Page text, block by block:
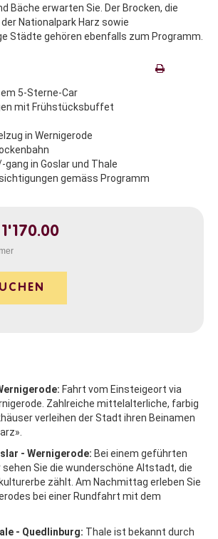
Bäche erwarten Sie. Der Brocken, die
Nationalpark Harz sowie
Städte gehören ebenfalls zum Programm.
5-Sterne-Car
mit Frühstücksbuffet
in Wernigerode
in Goslar und Thale
gemäss Programm
1'170.00
Fahrt vom Einsteigeort via
Zahlreiche mittelalterliche, farbig
verleihen der Stadt ihren Beinamen
- Wernigerode: Bei einem geführten
sehen Sie die wunderschöne Altstadt, die
zählt. Am Nachmittag erleben Sie
bei einer Rundfahrt mit dem
- Quedlinburg: Thale ist bekannt durch